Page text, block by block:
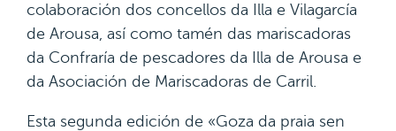
colaboración dos concellos da Illa e Vilagarcía
de Arousa, así como tamén das mariscadoras
da Confraría de pescadores da Illa de Arousa e
da Asociación de Mariscadoras de Carril.
Esta segunda edición de «Goza da praia sen